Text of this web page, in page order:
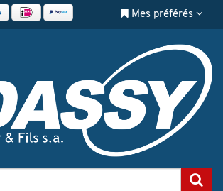
Mes préférés